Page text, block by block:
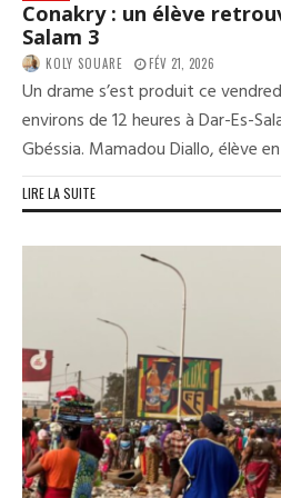
Conakry : un élève
Salam 3
KOLY SOUARE FÉV 21, 2026
Un drame s’est produit ce
environs de 12 heures à Dar-Es-
Gbéssia. Mamadou Diallo, élève
LIRE LA SUITE